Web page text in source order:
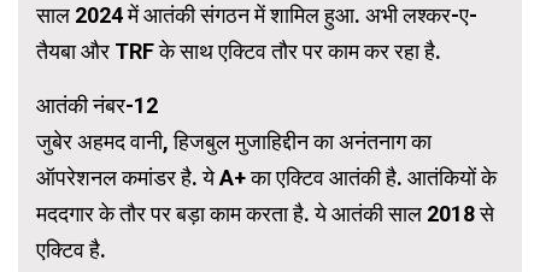
साल 2024 में आतंकी संगठन में शामिल हुआ. अभी लश्कर-ए-
तैयबा और TRF के साथ एक्टिव तौर पर काम कर रहा है.
आतंकी नंबर-12
जुबेर अहमद वानी, हिजबुल मुजाहिद्दीन का अनंतनाग का
ऑपरेशनल कमांडर है. ये A+ का एक्टिव आतंकी है. आतंकियों के
मददगार के तौर पर बड़ा काम करता है. ये आतंकी साल 2018 से
एक्टिव है.